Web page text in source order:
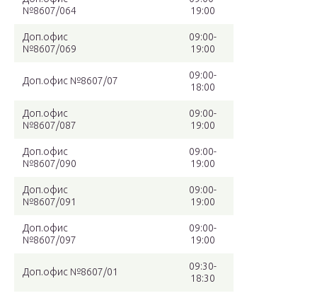
№8607/064
19:00
Доп.офис
№8607/069
09:00-
19:00
Доп.офис №8607/07
09:00-
18:00
Доп.офис
№8607/087
09:00-
19:00
Доп.офис
№8607/090
09:00-
19:00
Доп.офис
№8607/091
09:00-
19:00
Доп.офис
№8607/097
09:00-
19:00
Доп.офис №8607/01
09:30-
18:30